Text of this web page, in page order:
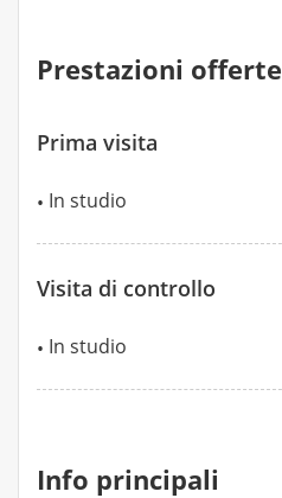
Prestazioni offerte
Prima visita
In studio
Visita di controllo
In studio
Info principali